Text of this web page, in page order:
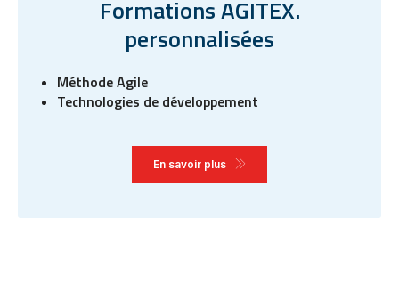
Formations AGITEX.
personnalisées
Méthode Agile
Technologies de développement
En savoir plus